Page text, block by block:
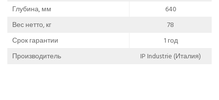
Глубина, мм
640
Вес нетто, кг
78
Срок гарантии
1 год
Производитель
IP Industrie (Италия)